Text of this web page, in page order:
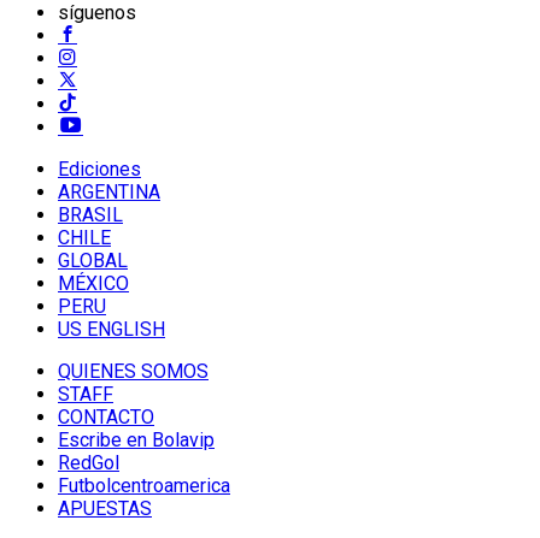
síguenos
Ediciones
ARGENTINA
BRASIL
CHILE
GLOBAL
MÉXICO
PERU
US ENGLISH
QUIENES SOMOS
STAFF
CONTACTO
Escribe en Bolavip
RedGol
Futbolcentroamerica
APUESTAS